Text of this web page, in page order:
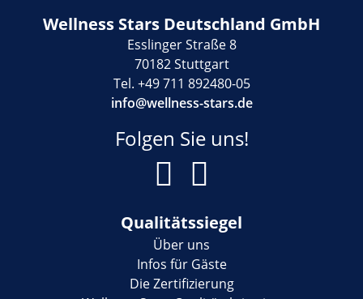
Wellness Stars Deutschland GmbH
Esslinger Straße 8
70182 Stuttgart
Tel. +49 711 892480-05
info@wellness-stars.de
Folgen Sie uns!
Qualitätssiegel
Über uns
Infos für Gäste
Die Zertifizierung